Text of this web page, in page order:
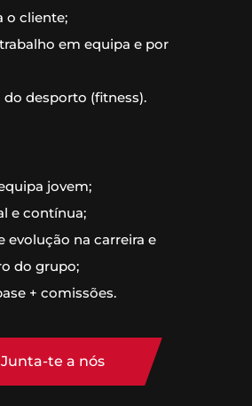
o cliente;
em equipa e por
do desporto (fitness).
jovem;
e contínua;
evolução na carreira e
do grupo;
+ comissões.
Junta-te a nós